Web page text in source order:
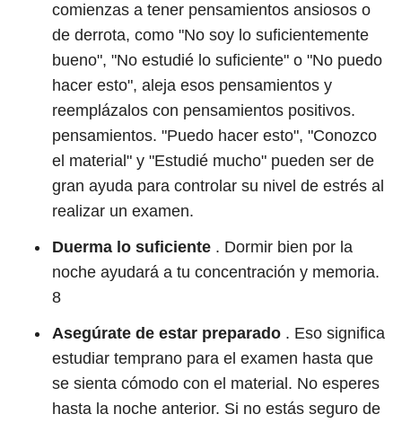
comienzas a tener pensamientos ansiosos o
de derrota, como "No soy lo suficientemente
bueno", "No estudié lo suficiente" o "No puedo
hacer esto", aleja esos pensamientos y
reemplázalos con pensamientos positivos.
pensamientos. "Puedo hacer esto", "Conozco
el material" y "Estudié mucho" pueden ser de
gran ayuda para controlar su nivel de estrés al
realizar un examen.
Duerma lo suficiente . Dormir bien por la
noche ayudará a tu concentración y memoria.
8
Asegúrate de estar preparado . Eso significa
estudiar temprano para el examen hasta que
se sienta cómodo con el material. No esperes
hasta la noche anterior. Si no estás seguro de